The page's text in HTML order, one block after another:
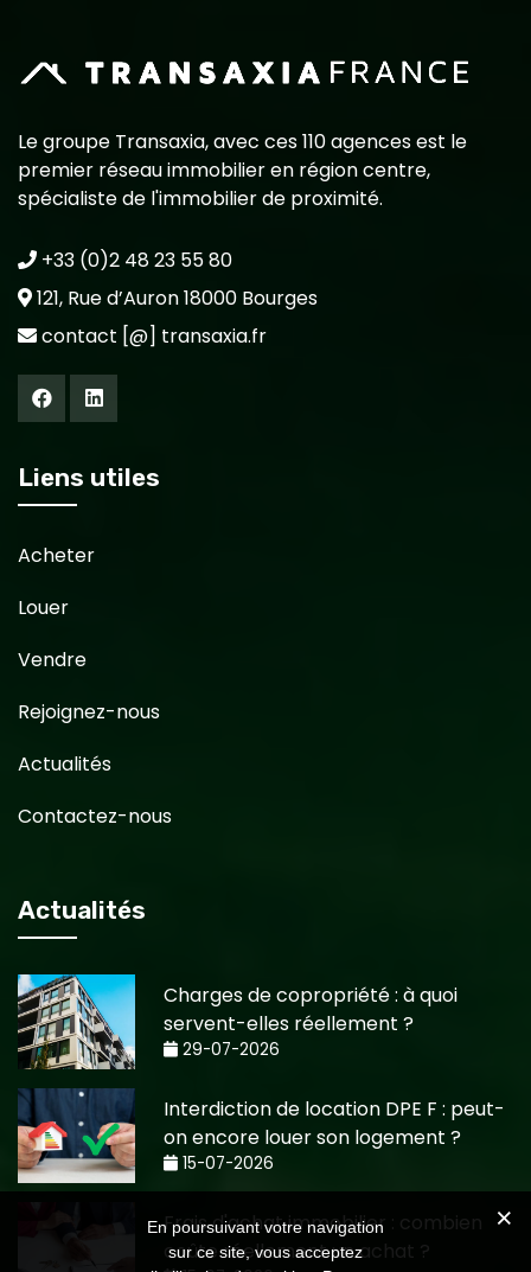
Le groupe Transaxia, avec ces 110 agences est le
premier réseau immobilier en région centre,
spécialiste de l'immobilier de proximité.
+33 (0)2 48 23 55 80
121, Rue d’Auron 18000 Bourges
contact [@] transaxia.fr
Liens utiles
Acheter
Louer
Vendre
Rejoignez-nous
Actualités
Contactez-nous
Actualités
Charges de copropriété : à quoi
servent-elles réellement ?
29-07-2026
Interdiction de location DPE F : peut-
on encore louer son logement ?
15-07-2026
Frais d'achat immobilier : combien
coûte réellement un achat ?
En poursuivant votre navigation
sur ce site, vous acceptez